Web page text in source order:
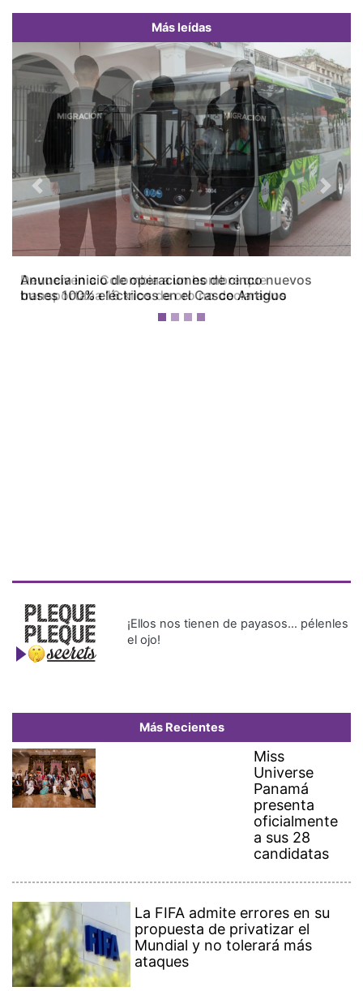
Más leídas
Devuelven a Colombia a un hombre que
transportaba 16 kilos de oro no declarados
Previous Next
¡Ellos nos tienen de payasos… pélenles
el ojo!
Más Recientes
Miss
Universe
Panamá
presenta
oficialmente
a sus 28
candidatas
La FIFA admite errores en su
propuesta de privatizar el
Mundial y no tolerará más
ataques